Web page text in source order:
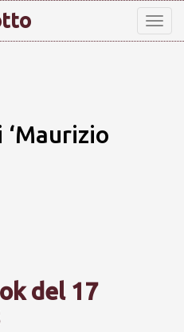
del 17